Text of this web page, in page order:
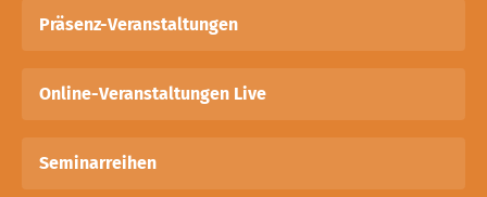
Präsenz-Veranstaltungen
Online-Veranstaltungen Live
Seminarreihen